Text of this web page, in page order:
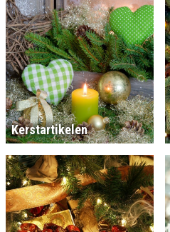
Kerstartikelen